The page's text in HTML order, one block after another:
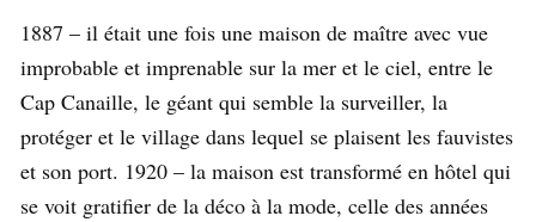
1887 – il était une fois une maison de maître avec vue
improbable et imprenable sur la mer et le ciel, entre le
Cap Canaille, le géant qui semble la surveiller, la
protéger et le village dans lequel se plaisent les fauvistes
et son port. 1920 – la maison est transformé en hôtel qui
se voit gratifier de la déco à la mode, celle des années